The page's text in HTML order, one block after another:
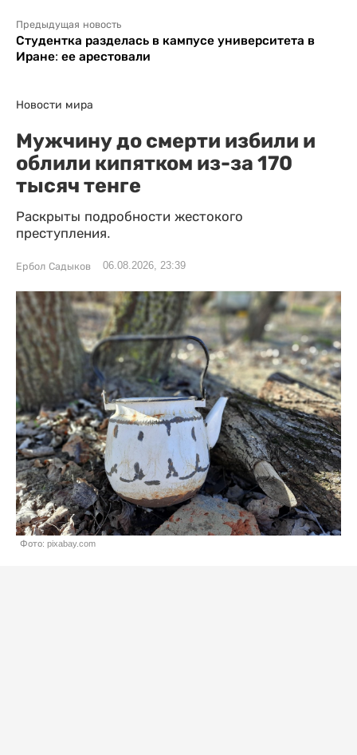
Предыдущая новость
Студентка разделась в кампусе университета в
Иране: ее арестовали
Новости мира
Мужчину до смерти избили и
облили кипятком из-за 170
тысяч тенге
Раскрыты подробности жестокого
преступления.
Ербол Садыков 06.08.2026, 23:39
Фото: pixabay.com